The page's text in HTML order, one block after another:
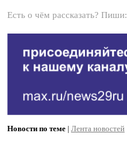
Есть о чём рассказать? Пиши:
Новости по теме | Лента новостей